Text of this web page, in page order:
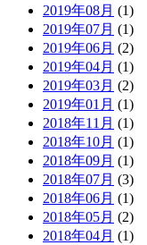
2019年08月 (1)
2019年07月 (1)
2019年06月 (2)
2019年04月 (1)
2019年03月 (2)
2019年01月 (1)
2018年11月 (1)
2018年10月 (1)
2018年09月 (1)
2018年07月 (3)
2018年06月 (1)
2018年05月 (2)
2018年04月 (1)